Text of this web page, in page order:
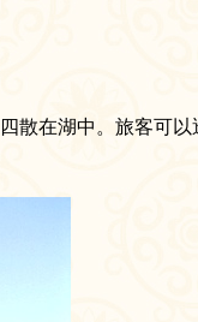
散在湖中。旅客可以